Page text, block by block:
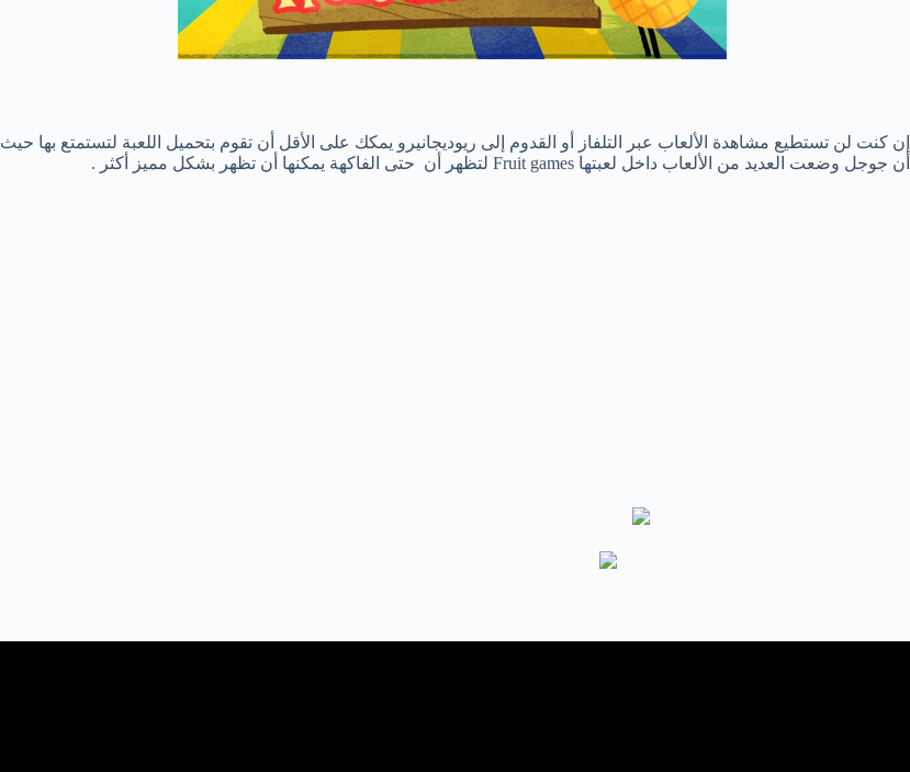
إن كنت لن تستطيع مشاهدة الألعاب عبر التلفاز أو القدوم إلى ريوديجانيرو يمكك على الأقل أن تقوم بتحميل اللعبة لتستمتع بها حيث
أن جوجل وضعت العديد من الألعاب داخل لعبتها Fruit games لتظهر أن حتى الفاكهة يمكنها أن تظهر بشكل مميز أكثر .